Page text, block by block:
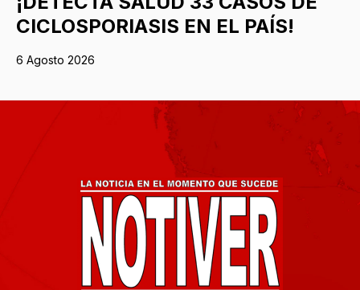
CICLOSPORIASIS EN EL PAÍS!
6 Agosto 2026